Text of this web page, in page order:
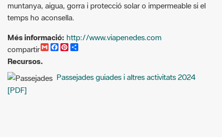
compartir
G
m
i
l
F
a
e
b
o
P
i
t
e
r
t
C
p
a
r
Recursos.
Passejades guiades i altres activitats 2024
[PDF]